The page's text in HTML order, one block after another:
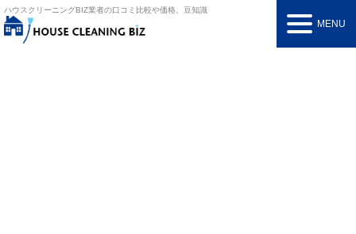
ハウスクリーニングBIZ業者の口コミ比較や価格、豆知識
MENU